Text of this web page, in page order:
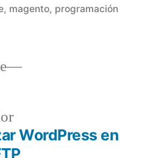
en
, magento, programación
Entrada
anterior:
WordPress en
Entrada